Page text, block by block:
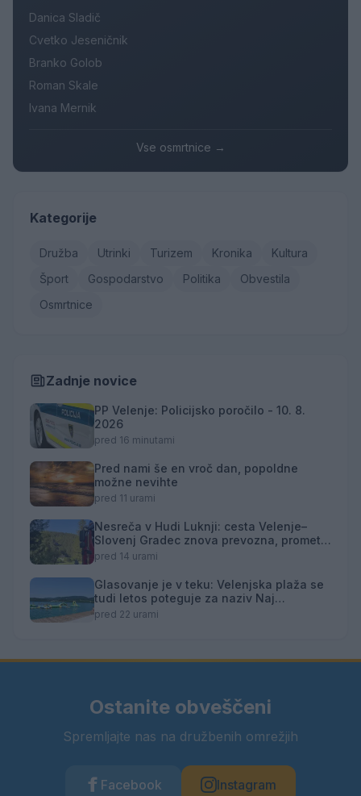
Danica Sladič
Cvetko Jeseničnik
Branko Golob
Roman Skale
Ivana Mernik
Vse osmrtnice →
Kategorije
Družba Utrinki Turizem Kronika
Kultura
Šport
Gospodarstvo Politika
Obvestila
Osmrtnice
Zadnje novice
PP Velenje: Policijsko poročilo - 10. 8.
2026
pred 16 minutami
Pred nami še en vroč dan, popoldne
možne nevihte
pred 11 urami
Nesreča v Hudi Luknji: cesta Velenje–
Slovenj Gradec znova prevozna, promet
izmenično enosmeren
pred 14 urami
Glasovanje je v teku: Velenjska plaža se
tudi letos poteguje za naziv Naj
kopališče
pred 22 urami
Ostanite obveščeni
Spremljajte nas na družbenih omrežjih
Facebook Instagram